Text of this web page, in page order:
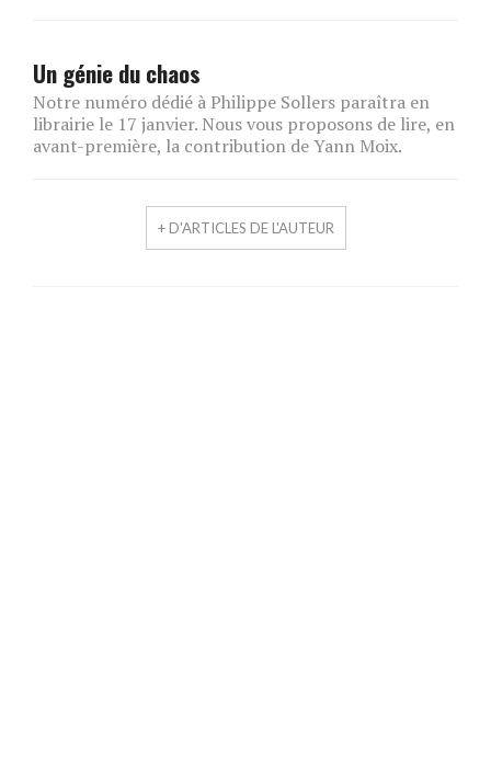
Un génie du chaos
Notre numéro dédié à Philippe Sollers paraîtra en
librairie le 17 janvier. Nous vous proposons de lire, en
avant-première, la contribution de Yann Moix.
+ D'ARTICLES DE L'AUTEUR